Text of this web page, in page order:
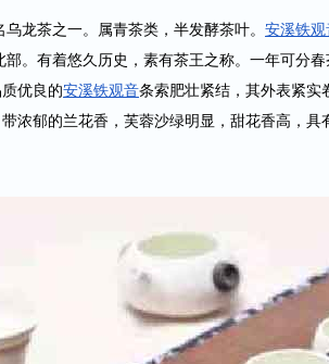
龙茶之一。属青茶类，半发酵茶叶。 安溪铁观
。有着悠久历史，素有茶王之称。一年可分春
优良的安溪铁观音条索肥壮紧结，其外表紧实
浓郁的兰花香，芙蓉沙绿明显，甜花香高，